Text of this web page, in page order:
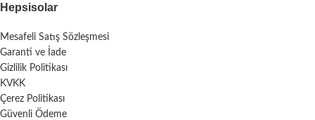
Hepsisolar
Mesafeli Satış Sözleşmesi
Garanti ve İade
Gizlilik Politikası
KVKK
Çerez Politikası
Güvenli Ödeme